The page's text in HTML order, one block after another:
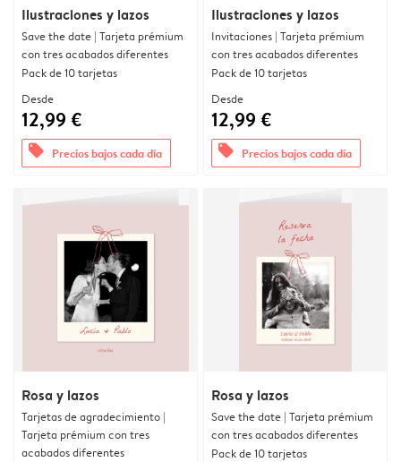
Ilustraciones y lazos
Save the date | Tarjeta prémium
con tres acabados diferentes
Pack de 10 tarjetas
Desde
12,99 €
offers Precios bajos cada día
Ilustraciones y lazos
Invitaciones | Tarjeta prémium
con tres acabados diferentes
Pack de 10 tarjetas
Desde
12,99 €
offers Precios bajos cada día
Rosa y lazos
Tarjetas de agradecimiento |
Tarjeta prémium con tres
acabados diferentes
Rosa y lazos
Save the date | Tarjeta prémium
con tres acabados diferentes
Pack de 10 tarjetas